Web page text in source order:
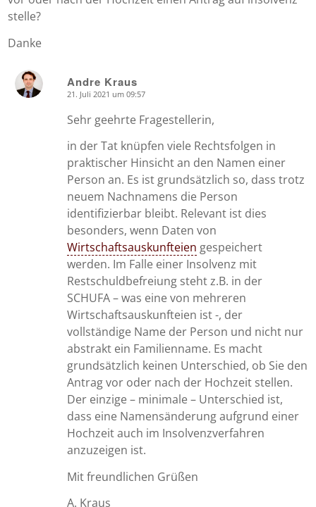
stelle?
Danke
Andre Kraus
21. Juli 2021 um 09:57
Sehr geehrte Fragestellerin,
in der Tat knüpfen viele Rechtsfolgen in
praktischer Hinsicht an den Namen einer
Person an. Es ist grundsätzlich so, dass trotz
neuem Nachnamens die Person
identifizierbar bleibt. Relevant ist dies
besonders, wenn Daten von
Wirtschaftsauskunfteien gespeichert
werden. Im Falle einer Insolvenz mit
Restschuldbefreiung steht z.B. in der
SCHUFA – was eine von mehreren
Wirtschaftsauskunfteien ist -, der
vollständige Name der Person und nicht nur
abstrakt ein Familienname. Es macht
grundsätzlich keinen Unterschied, ob Sie den
Antrag vor oder nach der Hochzeit stellen.
Der einzige – minimale – Unterschied ist,
dass eine Namensänderung aufgrund einer
Hochzeit auch im Insolvenzverfahren
anzuzeigen ist.
Mit freundlichen Grüßen
A. Kraus